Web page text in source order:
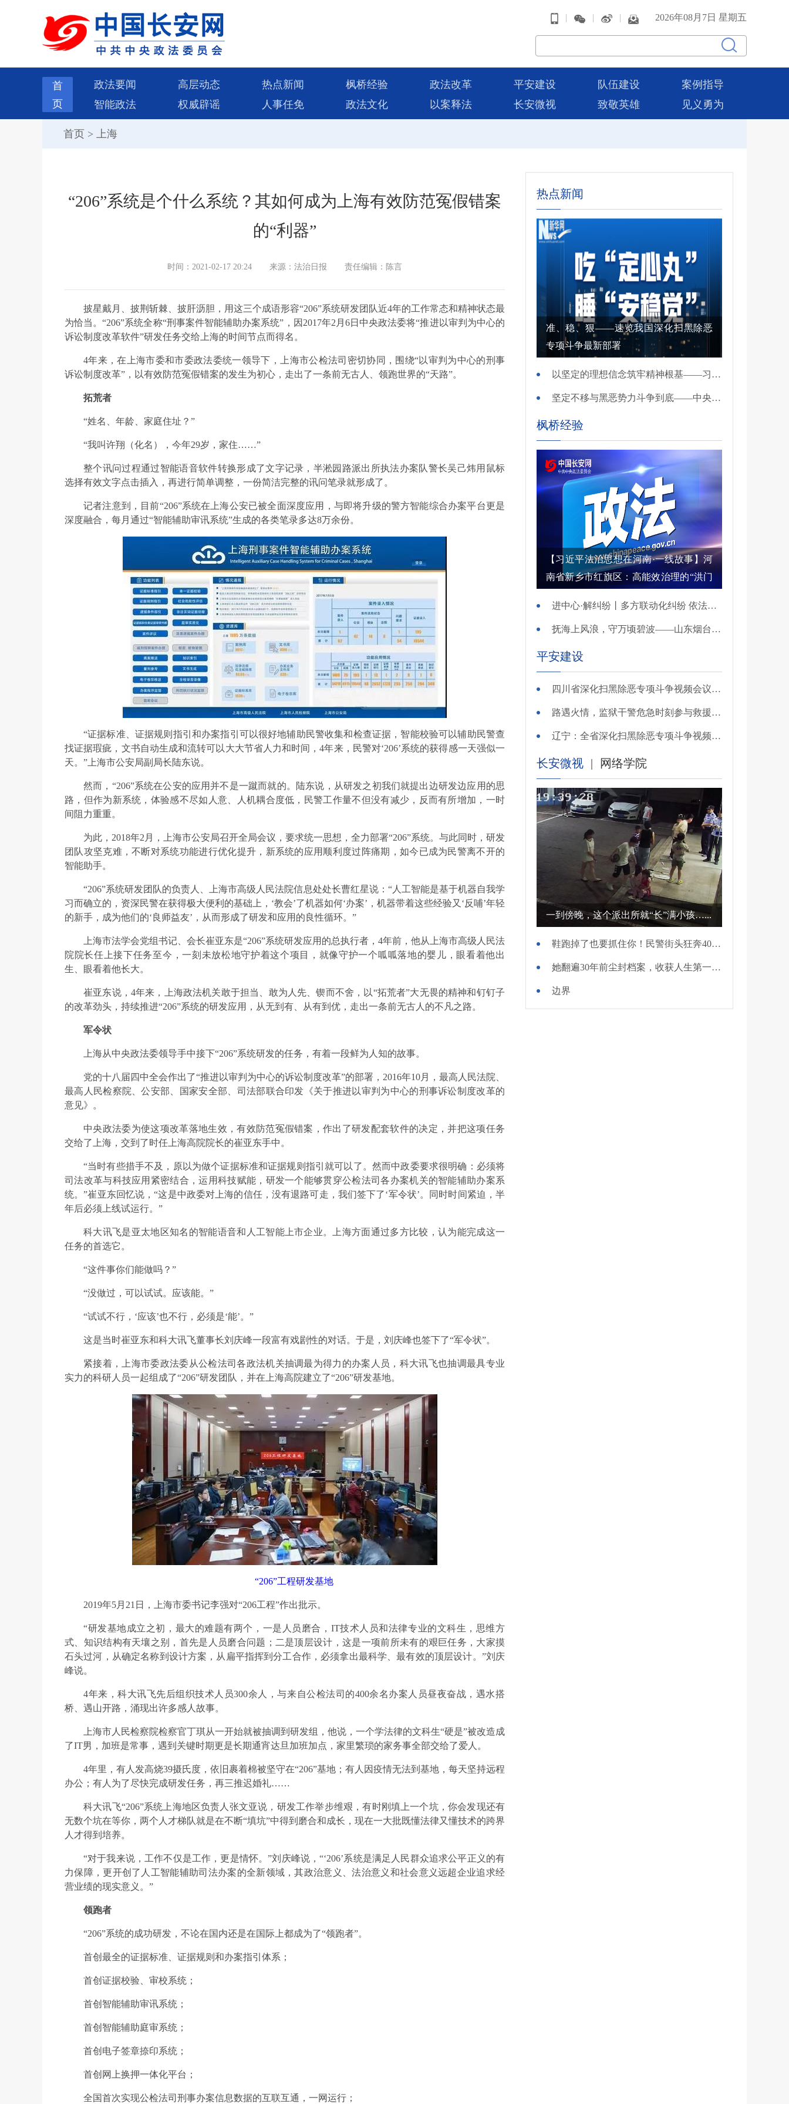
| | | 2026年08月7日 星期五
首
页
政法要闻 高层动态 热点新闻 枫桥经验 政法改革 平安建设 队伍建设
案例指导
智能政法
权威辟谣 人事任免 政法文化 以案释法 长安微视 致敬英雄 见义勇为
首页 > 上海
“206”系统是个什么系统？其如何成为上海有效防范冤假错案
的“利器”
时间：2021-02-17 20:24 来源：法治日报 责任编辑：陈言
披星戴月、披荆斩棘、披肝沥胆，用这三个成语形容“206”系统研发团队近4年的工作常态和精神状态最
为恰当。“206”系统全称“刑事案件智能辅助办案系统”，因2017年2月6日中央政法委将“推进以审判为中心的
诉讼制度改革软件”研发任务交给上海的时间节点而得名。
4年来，在上海市委和市委政法委统一领导下，上海市公检法司密切协同，围绕“以审判为中心的刑事
诉讼制度改革”，以有效防范冤假错案的发生为初心，走出了一条前无古人、领跑世界的“天路”。
拓荒者
“姓名、年龄、家庭住址？”
“我叫许翔（化名），今年29岁，家住……”
整个讯问过程通过智能语音软件转换形成了文字记录，半淞园路派出所执法办案队警长吴己炜用鼠标
选择有效文字点击插入，再进行简单调整，一份简洁完整的讯问笔录就形成了。
记者注意到，目前“206”系统在上海公安已被全面深度应用，与即将升级的警方智能综合办案平台更是
深度融合，每月通过“智能辅助审讯系统”生成的各类笔录多达8万余份。
“证据标准、证据规则指引和办案指引可以很好地辅助民警收集和检查证据，智能校验可以辅助民警查
找证据瑕疵，文书自动生成和流转可以大大节省人力和时间，4年来，民警对‘206’系统的获得感一天强似一
天。”上海市公安局副局长陆东说。
然而，“206”系统在公安的应用并不是一蹴而就的。陆东说，从研发之初我们就提出边研发边应用的思
路，但作为新系统，体验感不尽如人意、人机耦合度低，民警工作量不但没有减少，反而有所增加，一时
间阻力重重。
为此，2018年2月，上海市公安局召开全局会议，要求统一思想，全力部署“206”系统。与此同时，研发
团队攻坚克难，不断对系统功能进行优化提升，新系统的应用顺利度过阵痛期，如今已成为民警离不开的
智能助手。
“206”系统研发团队的负责人、上海市高级人民法院信息处处长曹红星说：“人工智能是基于机器自我学
习而确立的，资深民警在获得极大便利的基础上，‘教会’了机器如何‘办案’，机器带着这些经验又‘反哺’年轻
的新手，成为他们的‘良师益友’，从而形成了研发和应用的良性循环。”
上海市法学会党组书记、会长崔亚东是“206”系统研发应用的总执行者，4年前，他从上海市高级人民法
院院长任上接下任务至今，一刻未放松地守护着这个项目，就像守护一个呱呱落地的婴儿，眼看着他出
生、眼看着他长大。
崔亚东说，4年来，上海政法机关敢于担当、敢为人先、锲而不舍，以“拓荒者”大无畏的精神和钉钉子
的改革劲头，持续推进“206”系统的研发应用，从无到有、从有到优，走出一条前无古人的不凡之路。
军令状
上海从中央政法委领导手中接下“206”系统研发的任务，有着一段鲜为人知的故事。
党的十八届四中全会作出了“推进以审判为中心的诉讼制度改革”的部署，2016年10月，最高人民法院、
最高人民检察院、公安部、国家安全部、司法部联合印发《关于推进以审判为中心的刑事诉讼制度改革的
意见》。
中央政法委为使这项改革落地生效，有效防范冤假错案，作出了研发配套软件的决定，并把这项任务
交给了上海，交到了时任上海高院院长的崔亚东手中。
“当时有些措手不及，原以为做个证据标准和证据规则指引就可以了。然而中政委要求很明确：必须将
司法改革与科技应用紧密结合，运用科技赋能，研发一个能够贯穿公检法司各办案机关的智能辅助办案系
统。”崔亚东回忆说，“这是中政委对上海的信任，没有退路可走，我们签下了‘军令状’。同时时间紧迫，半
年后必须上线试运行。”
科大讯飞是亚太地区知名的智能语音和人工智能上市企业。上海方面通过多方比较，认为能完成这一
任务的首选它。
“这件事你们能做吗？”
“没做过，可以试试。应该能。”
“试试不行，‘应该’也不行，必须是‘能’。”
这是当时崔亚东和科大讯飞董事长刘庆峰一段富有戏剧性的对话。于是，刘庆峰也签下了“军令状”。
紧接着，上海市委政法委从公检法司各政法机关抽调最为得力的办案人员，科大讯飞也抽调最具专业
实力的科研人员一起组成了“206”研发团队，并在上海高院建立了“206”研发基地。
“206”工程研发基地
2019年5月21日，上海市委书记李强对“206工程”作出批示。
“研发基地成立之初，最大的难题有两个，一是人员磨合，IT技术人员和法律专业的文科生，思维方
式、知识结构有天壤之别，首先是人员磨合问题；二是顶层设计，这是一项前所未有的艰巨任务，大家摸
石头过河，从确定名称到设计方案，从扁平指挥到分工合作，必须拿出最科学、最有效的顶层设计。”刘庆
峰说。
4年来，科大讯飞先后组织技术人员300余人，与来自公检法司的400余名办案人员昼夜奋战，遇水搭
桥、遇山开路，涌现出许多感人故事。
上海市人民检察院检察官丁琪从一开始就被抽调到研发组，他说，一个学法律的文科生“硬是”被改造成
了IT男，加班是常事，遇到关键时期更是长期通宵达旦加班加点，家里繁琐的家务事全部交给了爱人。
4年里，有人发高烧39摄氏度，依旧裹着棉被坚守在“206”基地；有人因疫情无法到基地，每天坚持远程
办公；有人为了尽快完成研发任务，再三推迟婚礼……
科大讯飞“206”系统上海地区负责人张文亚说，研发工作举步维艰，有时刚填上一个坑，你会发现还有
无数个坑在等你，两个人才梯队就是在不断“填坑”中得到磨合和成长，现在一大批既懂法律又懂技术的跨界
人才得到培养。
“对于我来说，工作不仅是工作，更是情怀。”刘庆峰说，“‘206’系统是满足人民群众追求公平正义的有
力保障，更开创了人工智能辅助司法办案的全新领域，其政治意义、法治意义和社会意义远超企业追求经
营业绩的现实意义。”
领跑者
“206”系统的成功研发，不论在国内还是在国际上都成为了“领跑者”。
首创最全的证据标准、证据规则和办案指引体系；
首创证据校验、审校系统；
首创智能辅助审讯系统；
首创智能辅助庭审系统；
首创电子签章捺印系统；
首创网上换押一体化平台；
全国首次实现公检法司刑事办案信息数据的互联互通，一网运行；
热点新闻
准、稳、狠——速览我国深化扫黑除恶
专项斗争最新部署
以坚定的理想信念筑牢精神根基——习近平党建思想理论品格系列述评之一
坚定不移与黑恶势力斗争到底——中央政法委负责同志就开展深化扫黑除恶专项斗争有关问题答记者问
枫桥经验
【习近平法治思想在河南·一线故事】河
南省新乡市红旗区：高能效治理的“洪门
进中心·解纠纷丨多方联动化纠纷 依法调解护农耕
抚海上风浪，守万顷碧波——山东烟台把矛盾化解在微澜未起时
平安建设
四川省深化扫黑除恶专项斗争视频会议召开 于立军出席并讲话
路遇火情，监狱干警危急时刻参与救援显身手！
辽宁：全省深化扫黑除恶专项斗争视频会议召开
长安微视 | 网络学院
一到傍晚，这个派出所就“长”满小孩…...
鞋跑掉了也要抓住你！民警街头狂奔400米擒贼
她翻遍30年前尘封档案，收获人生第一面锦旗
边界